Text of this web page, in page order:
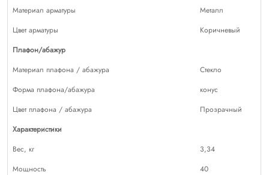
Материал арматуры
Металл
Цвет арматуры
Коричневый
Плафон/абажур
Материал плафона / абажура
Стекло
Форма плафона/абажура
конус
Цвет плафона / абажура
Прозрачный
Характеристики
Вес, кг
3,34
Мощность
40